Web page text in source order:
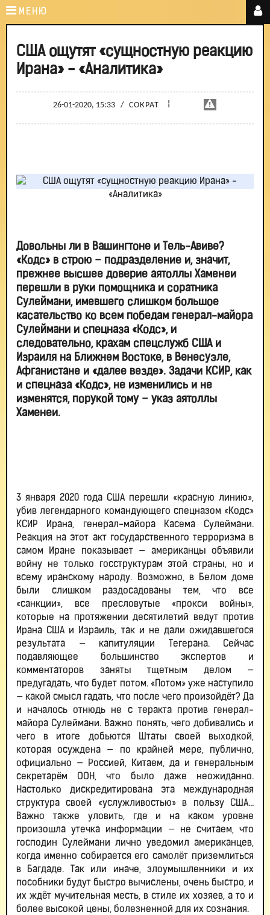
МЕНЮ
США ощутят «сущностную реакцию
Ирана» - «Аналитика»
26-01-2020, 15:33 / СОКРАТ ¦
Довольны ли в Вашингтоне и Тель-Авиве?
«Кодс» в строю – подразделение и, значит,
прежнее высшее доверие аятоллы Хаменеи
перешли в руки помощника и соратника
Сулеймани, имевшего слишком большое
касательство ко всем победам генерал-майора
Сулеймани и спецназа «Кодс», и
следовательно, крахам спецслужб США и
Израиля на Ближнем Востоке, в Венесуэле,
Афганистане и «далее везде». Задачи КСИР, как
и спецназа «Кодс», не изменились и не
изменятся, порукой тому – указ аятоллы
Хаменеи.
3 января 2020 года США перешли «красную линию»,
убив легендарного командующего спецназом «Кодс»
КСИР Ирана, генерал-майора Касема Сулеймани.
Реакция на этот акт государственного терроризма в
самом Иране показывает — американцы объявили
войну не только госструктурам этой страны, но и
всему иранскому народу. Возможно, в Белом доме
были слишком раздосадованы тем, что все
«санкции», все пресловутые «прокси войны»,
которые на протяжении десятилетий ведут против
Ирана США и Израиль, так и не дали ожидавшегося
результата — капитуляции Тегерана. Сейчас
подавляющее большинство экспертов и
комментаторов заняты тщетным делом —
предугадать, что будет потом. «Потом» уже наступило
— какой смысл гадать, что после чего произойдёт? Да
и началось отнюдь не с теракта против генерал-
майора Сулеймани. Важно понять, чего добивались и
чего в итоге добьются Штаты своей выходкой,
которая осуждена — по крайней мере, публично,
официально — Россией, Китаем, да и генеральным
секретарём ООН, что было даже неожиданно.
Настолько дискредитирована эта международная
структура своей «услужливостью» в пользу США…
Важно также уловить, где и на каком уровне
произошла утечка информации — не считаем, что
господин Сулеймани лично уведомил американцев,
когда именно собирается его самолёт приземлиться
в Багдаде. Так или иначе, злоумышленники и их
пособники будут быстро вычислены, очень быстро, и
их ждёт мучительная месть, в стиле их хозяев, а то и
более высокой цены, болезненной для их сознания.